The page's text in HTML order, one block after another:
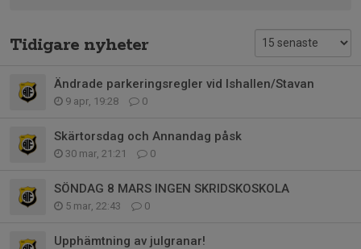
Tidigare nyheter
Ändrade parkeringsregler vid Ishallen/Stavan
9 apr, 19:28 0
Skärtorsdag och Annandag påsk
30 mar, 21:21 0
SÖNDAG 8 MARS INGEN SKRIDSKOSKOLA
5 mar, 22:43 0
Upphämtning av julgranar!